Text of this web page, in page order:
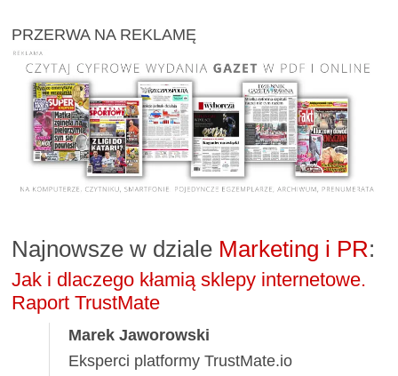
PRZERWA NA REKLAMĘ
Najnowsze w dziale Marketing i PR:
Jak i dlaczego kłamią sklepy internetowe.
Raport TrustMate
Marek Jaworowski
Eksperci platformy TrustMate.io